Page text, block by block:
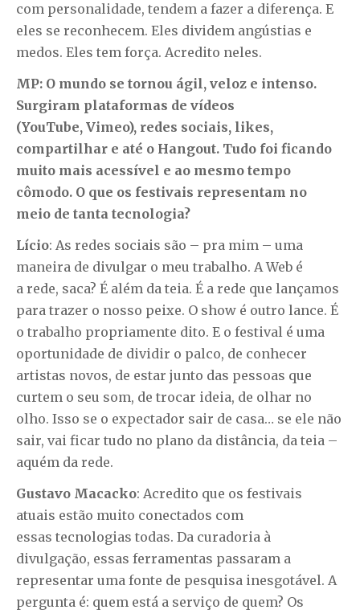
com personalidade, tendem a fazer a diferença. E
eles se reconhecem. Eles dividem angústias e
medos. Eles tem força. Acredito neles.
MP: O mundo se tornou ágil, veloz e intenso.
Surgiram plataformas de vídeos
(YouTube, Vimeo), redes sociais, likes,
compartilhar e até o Hangout. Tudo foi ficando
muito mais acessível e ao mesmo tempo
cômodo. O que os festivais representam no
meio de tanta tecnologia?
Lício: As redes sociais são – pra mim – uma
maneira de divulgar o meu trabalho. A Web é
a rede, saca? É além da teia. É a rede que lançamos
para trazer o nosso peixe. O show é outro lance. É
o trabalho propriamente dito. E o festival é uma
oportunidade de dividir o palco, de conhecer
artistas novos, de estar junto das pessoas que
curtem o seu som, de trocar ideia, de olhar no
olho. Isso se o expectador sair de casa… se ele não
sair, vai ficar tudo no plano da distância, da teia –
aquém da rede.
Gustavo Macacko: Acredito que os festivais
atuais estão muito conectados com
essas tecnologias todas. Da curadoria à
divulgação, essas ferramentas passaram a
representar uma fonte de pesquisa inesgotável. A
pergunta é: quem está a serviço de quem? Os